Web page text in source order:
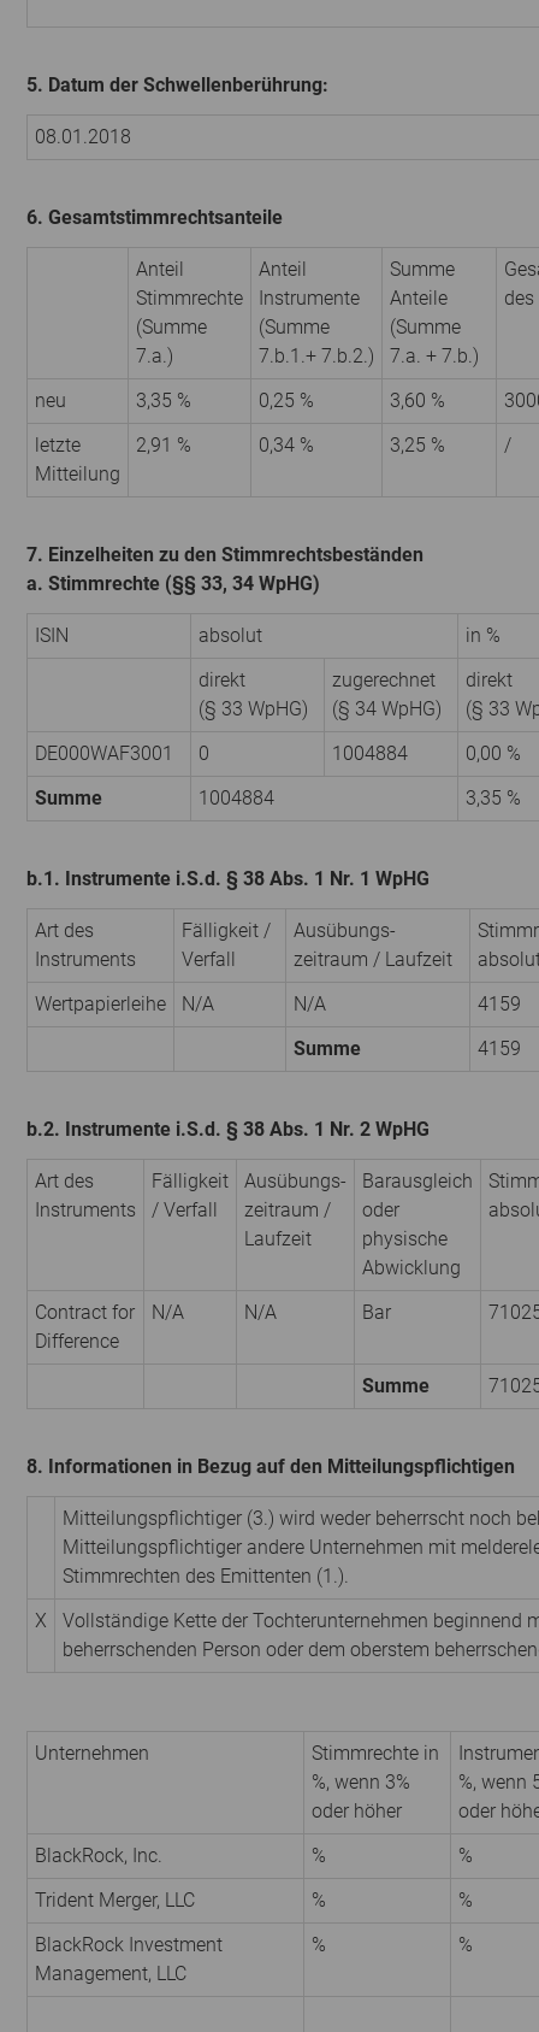
5. Datum der Schwellenberührung:
08.01.2018
6. Gesamtstimmrechtsanteile
Anteil
Stimmrechte
(Summe
7.a.)
Anteil
Instrumente
(Summe
7.b.1.+ 7.b.2.)
Summe
Anteile
(Summe
7.a. + 7.b.)
neu 3,35 % 0,25 % 3,60 %
letzte
Mitteilung
2,91 % 0,34 % 3,25 % /
7. Einzelheiten zu den Stimmrechtsbeständen
a. Stimmrechte (§§ 33, 34 WpHG)
ISIN absolut
in %
direkt
(§ 33 WpHG)
zugerechnet
(§ 34 WpHG)
direkt
(§ 33
DE000WAF3001
0 1004884
0,00 %
Summe
1004884 3,35 %
b.1. Instrumente i.S.d. § 38 Abs. 1 Nr. 1 WpHG
Art des
Instruments
Fälligkeit /
Verfall
Ausübungs­
zeitraum / Laufzeit
Wertpapierleihe
N/A N/A
4159
Summe
4159
b.2. Instrumente i.S.d. § 38 Abs. 1 Nr. 2 WpHG
Art des
Instruments
Fälligkeit
/ Verfall
Ausübungs­
zeitraum /
Laufzeit
Barausgleich
oder
physische
Abwicklung
Contract for
Difference
N/A N/A Bar
Summe
8. Informationen in Bezug auf den Mitteilungspflichtigen
Mitteilungspflichtiger (3.) wird weder beherrscht noch
Mitteilungspflichtiger andere Unternehmen mit
Stimmrechten des Emittenten (1.).
X
Vollständige Kette der Tochterunternehmen beginnend
beherrschenden Person oder dem oberstem
Unternehmen
Stimmrechte in
%, wenn 3%
oder höher
%, wenn
oder
BlackRock, Inc.
%
%
Trident Merger, LLC
%
%
BlackRock Investment
Management, LLC
% %